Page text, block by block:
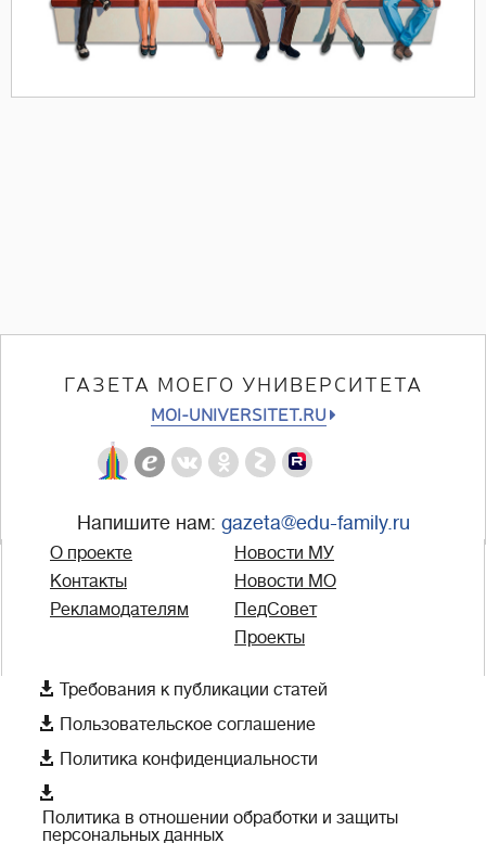
ГАЗЕТА МОЕГО УНИВЕРСИТЕТА
MOI-UNIVERSITET.RU
Напишите нам: gazeta@edu-family.ru
О проекте
Контакты
Рекламодателям
Новости МУ
Новости МО
ПедСовет
Проекты
 Требования к публикации статей
 Пользовательское соглашение
 Политика конфиденциальности

Политика в отношении обработки и защиты
персональных данных